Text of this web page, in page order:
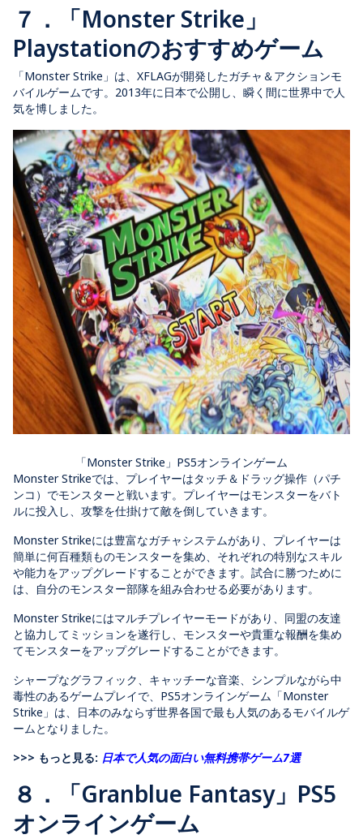
７．「Monster Strike」
Playstationのおすすめゲーム
「Monster Strike」は、XFLAGが開発したガチャ＆アクションモ
バイルゲームです。2013年に日本で公開し、瞬く間に世界中で人
気を博しました。
「Monster Strike」PS5オンラインゲーム
Monster Strikeでは、プレイヤーはタッチ＆ドラッグ操作（パチ
ンコ）でモンスターと戦います。プレイヤーはモンスターをバト
ルに投入し、攻撃を仕掛けて敵を倒していきます。
Monster Strikeには豊富なガチャシステムがあり、プレイヤーは
簡単に何百種類ものモンスターを集め、それぞれの特別なスキル
や能力をアップグレードすることができます。試合に勝つために
は、自分のモンスター部隊を組み合わせる必要があります。
Monster Strikeにはマルチプレイヤーモードがあり、同盟の友達
と協力してミッションを遂行し、モンスターや貴重な報酬を集め
てモンスターをアップグレードすることができます。
シャープなグラフィック、キャッチーな音楽、シンプルながら中
毒性のあるゲームプレイで、PS5オンラインゲーム「Monster
Strike」は、日本のみならず世界各国で最も人気のあるモバイルゲ
ームとなりました。
>>> もっと見る: 日本で人気の面白い無料携帯ゲーム7選
８．「Granblue Fantasy」PS5
オンラインゲーム